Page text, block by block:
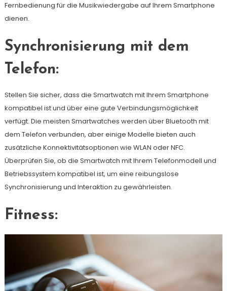
Fernbedienung für die Musikwiedergabe auf Ihrem Smartphone
dienen.
Synchronisierung mit dem
Telefon:
Stellen Sie sicher, dass die Smartwatch mit Ihrem Smartphone
kompatibel ist und über eine gute Verbindungsmöglichkeit
verfügt. Die meisten Smartwatches werden über Bluetooth mit
dem Telefon verbunden, aber einige Modelle bieten auch
zusätzliche Konnektivitätsoptionen wie WLAN oder NFC.
Überprüfen Sie, ob die Smartwatch mit Ihrem Telefonmodell und
Betriebssystem kompatibel ist, um eine reibungslose
Synchronisierung und Interaktion zu gewährleisten.
Fitness: